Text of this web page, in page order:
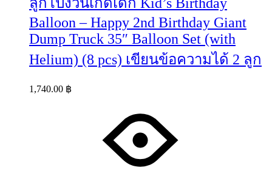
Balloon – Happy 2nd Birthday Giant
Dump Truck 35″ Balloon Set (with
Helium) (8 pcs) เขียนข้อความได้ 2 ลูก
1,740.00 ฿